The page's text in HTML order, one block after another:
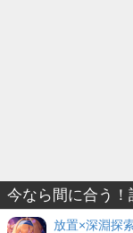
今なら間に合う
放置×深淵探